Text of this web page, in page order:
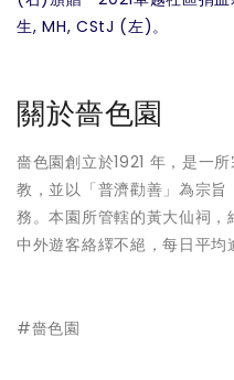
生, MH, CStJ (左)。
關於嗇色園
嗇色園創立於1921 年，是一
教，並以「普濟勸善」為宗
務。本園所管轄的黃大仙祠
中外遊客絡繹不絕，每日平均
#嗇色園